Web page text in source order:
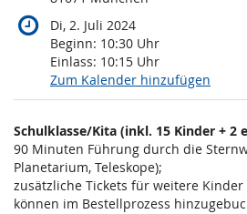
Di, 2. Juli 2024
Beginn: 10:30 Uhr
Einlass: 10:15 Uhr
Zum Kalender hinzufügen
Produkte
Unkategorisierte
Produkte
Schulklasse/Kita (inkl. 15 Kinder + 2
90 Minuten Führung durch die
Planetarium, Teleskope);
zusätzliche Tickets für weitere
können im Bestellprozess